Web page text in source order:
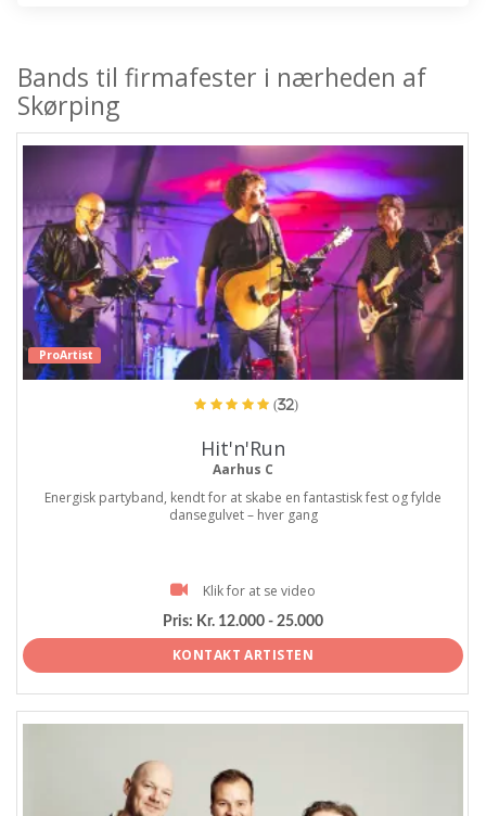
Bands til firmafester i nærheden af
Skørping
ProArtist
(32)
Hit'n'Run
Aarhus C
Energisk partyband, kendt for at skabe en fantastisk fest og fylde
dansegulvet – hver gang
Klik for at se video
Pris: Kr. 12.000 - 25.000
KONTAKT ARTISTEN